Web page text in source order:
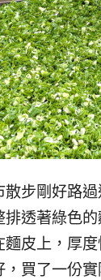
散步剛好路
排透著綠色
麵皮上，厚
，買了一份